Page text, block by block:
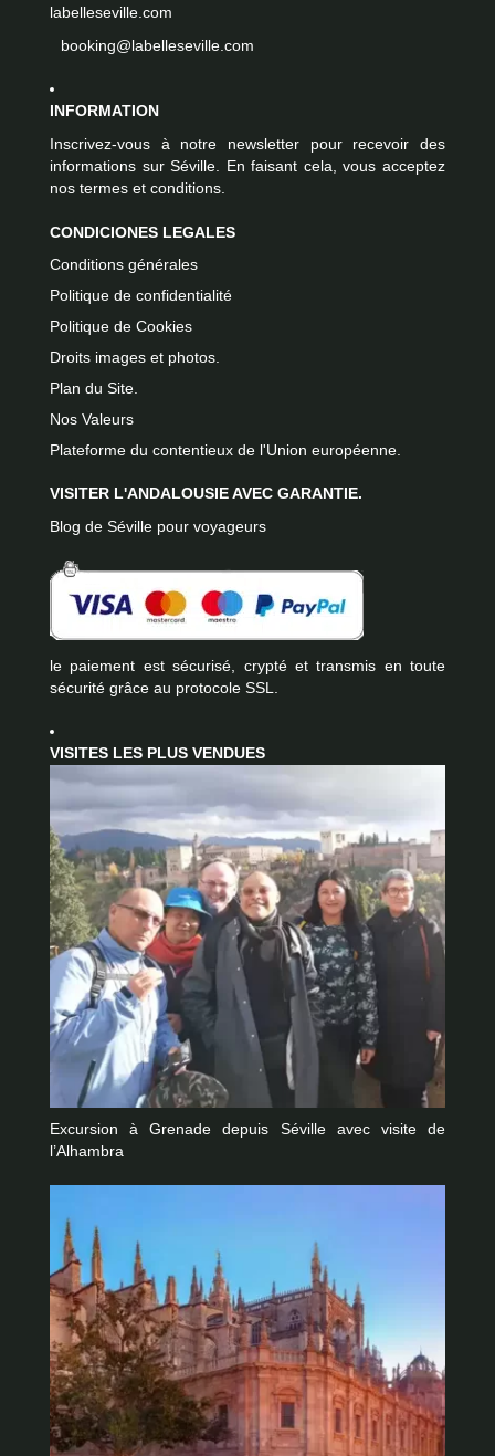
labelleseville.com
booking@labelleseville.com
INFORMATION
Inscrivez-vous à notre newsletter pour recevoir des
informations sur Séville. En faisant cela, vous acceptez
nos termes et conditions.
CONDICIONES LEGALES
Conditions générales
Politique de confidentialité
Politique de Cookies
Droits images et photos.
Plan du Site.
Nos Valeurs
Plateforme du contentieux de l'Union européenne.
VISITER L'ANDALOUSIE AVEC GARANTIE.
Blog de Séville pour voyageurs
le paiement est sécurisé, crypté et transmis en toute
sécurité grâce au protocole SSL.
VISITES LES PLUS VENDUES
Excursion à Grenade depuis Séville avec visite de
l’Alhambra